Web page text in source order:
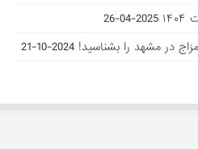
2025-04-26
2024-10-21